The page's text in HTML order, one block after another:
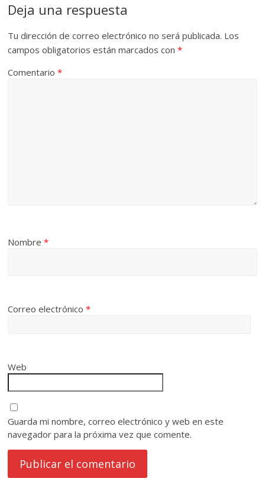
Deja una respuesta
Tu dirección de correo electrónico no será publicada. Los
campos obligatorios están marcados con*
Comentario*
Nombre*
Correo electrónico*
Web
Guarda mi nombre, correo electrónico y web en este
navegador para la próxima vez que comente.